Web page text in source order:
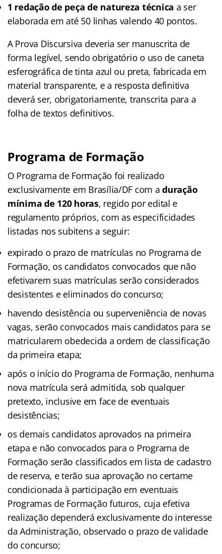
1 redação de peça de natureza técnica a ser
elaborada em até 50 linhas valendo 40 pontos.
A Prova Discursiva deveria ser manuscrita de
forma legível, sendo obrigatório o uso de caneta
esferográfica de tinta azul ou preta, fabricada em
material transparente, e a resposta definitiva
deverá ser, obrigatoriamente, transcrita para a
folha de textos definitivos.
Programa de Formação
O Programa de Formação foi realizado
exclusivamente em Brasília/DF com aduração
mínima de 120 horas, regido por edital e
regulamento próprios, com as especificidades
listadas nos subitens a seguir:
expirado o prazo de matrículas no Programa de
Formação, os candidatos convocados que não
efetivarem suas matrículas serão considerados
desistentes e eliminados do concurso;
havendo desistência ou superveniência de novas
vagas, serão convocados mais candidatos para se
matricularem obedecida a ordem de classificação
da primeira etapa;
após o início do Programa de Formação, nenhuma
nova matrícula será admitida, sob qualquer
pretexto, inclusive em face de eventuais
desistências;
os demais candidatos aprovados na primeira
etapa e não convocados para o Programa de
Formação serão classificados em lista de cadastro
de reserva, e terão sua aprovação no certame
condicionada à participação em eventuais
Programas de Formação futuros, cuja efetiva
realização dependerá exclusivamente do interesse
da Administração, observado o prazo de validade
do concurso;